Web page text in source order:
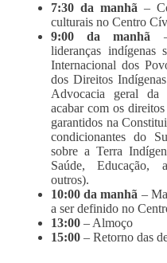
7:30 da manhã –
culturais no Centro
9:00 da manhã
lideranças
Internacional dos
dos Direitos
Advocacia geral
acabar com os
garantidos na
condicionantes do
sobre a Terra
Saúde, Educação,
outros).
10:00 da manhã –
a ser definido no
13:00 – Almoço
15:00 – Retorno das